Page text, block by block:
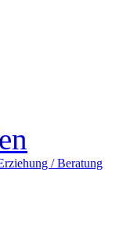
/ Beratung